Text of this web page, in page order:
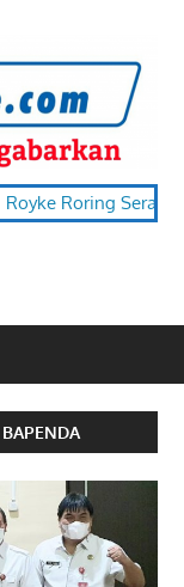
Roring Serap